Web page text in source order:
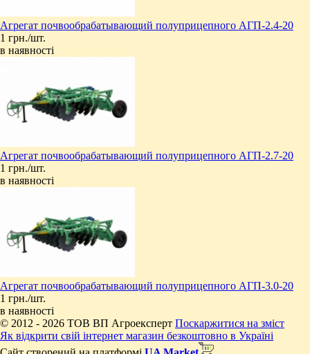
Агрегат почвообрабатывающий полуприцепного АГП-2.4-20
1 грн./шт.
в наявності
Агрегат почвообрабатывающий полуприцепного АГП-2.7-20
1 грн./шт.
в наявності
Агрегат почвообрабатывающий полуприцепного АГП-3.0-20
1 грн./шт.
в наявності
© 2012 - 2026 ТОВ ВП Агроексперт Поскаржитися на зміст
Як відкрити свій інтернет магазин безкоштовно в Україні